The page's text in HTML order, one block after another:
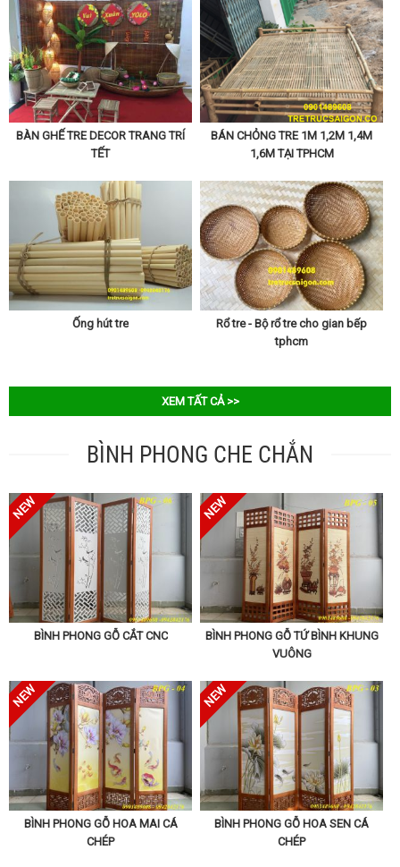
BÀN GHẾ TRE DECOR TRANG TRÍ
TẾT
BÁN CHỎNG TRE 1M 1,2M 1,4M
1,6M TẠI TPHCM
Ống hút tre
Rổ tre - Bộ rổ tre cho gian bếp
tphcm
XEM TẤT CẢ >>
BÌNH PHONG CHE CHẮN
BÌNH PHONG GỖ CẮT CNC
BÌNH PHONG GỖ TỨ BÌNH KHUNG
VUÔNG
BÌNH PHONG GỖ HOA MAI CÁ
CHÉP
BÌNH PHONG GỖ HOA SEN CÁ
CHÉP